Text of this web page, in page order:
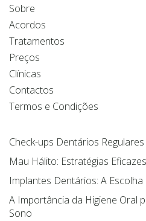
Sobre
Acordos
Tratamentos
Preços
Clínicas
Contactos
Termos e Condições
Check-ups Dentários
Mau Hálito: Estratégias
Implantes Dentários: A
A Importância da Higiene Oral
Sono